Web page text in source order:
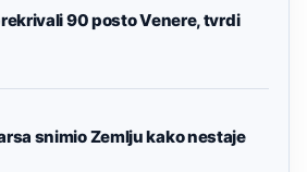
90 posto Venere, tvrdi
snimio Zemlju kako nestaje